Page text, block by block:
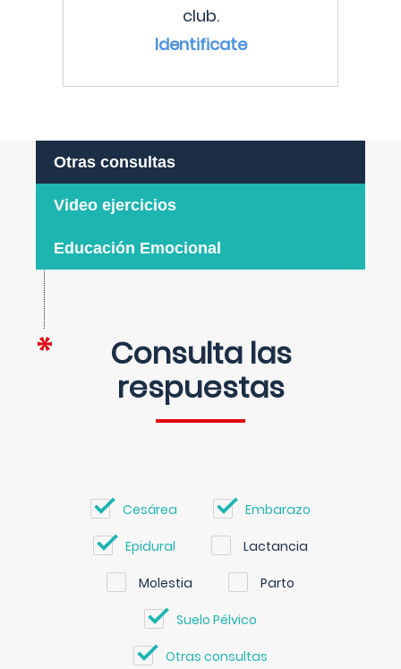
club.
Identificate
Otras consultas
Video ejercicios
Educación Emocional
Consulta las
respuestas
Cesárea Embarazo
Epidural Lactancia
Molestia Parto
Suelo Pélvico
Otras consultas